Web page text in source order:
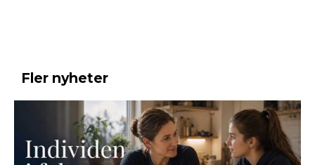
Fler nyheter